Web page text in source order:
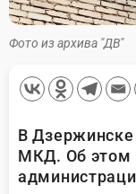
Фото из архива "ДВ"
В
МКД. Об этом